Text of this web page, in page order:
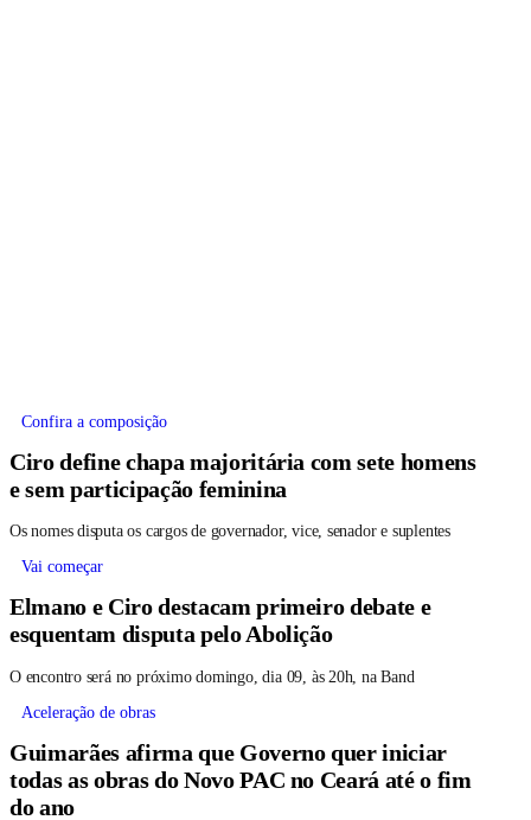
Confira a composição
Ciro define chapa majoritária com sete homens
e sem participação feminina
Os nomes disputa os cargos de governador, vice, senador e suplentes
Vai começar
Elmano e Ciro destacam primeiro debate e
esquentam disputa pelo Abolição
O encontro será no próximo domingo, dia 09, às 20h, na Band
Aceleração de obras
Guimarães afirma que Governo quer iniciar
todas as obras do Novo PAC no Ceará até o fim
do ano